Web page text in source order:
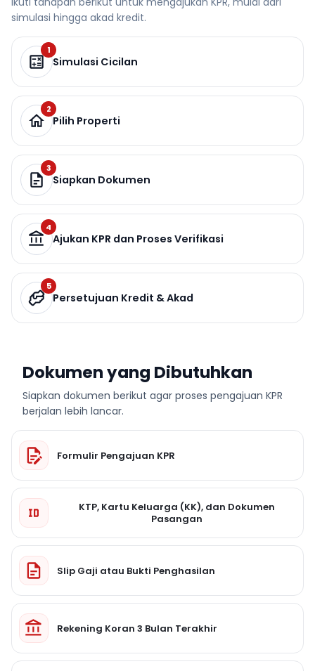
simulasi hingga akad kredit.
1
Simulasi Cicilan
2
Pilih Properti
3
Siapkan Dokumen
4
Ajukan KPR dan Proses Verifikasi
5
Persetujuan Kredit & Akad
Dokumen yang Dibutuhkan
Siapkan dokumen berikut agar proses pengajuan KPR
berjalan lebih lancar.
Formulir Pengajuan KPR
KTP, Kartu Keluarga (KK), dan Dokumen
Pasangan
Slip Gaji atau Bukti Penghasilan
Rekening Koran 3 Bulan Terakhir